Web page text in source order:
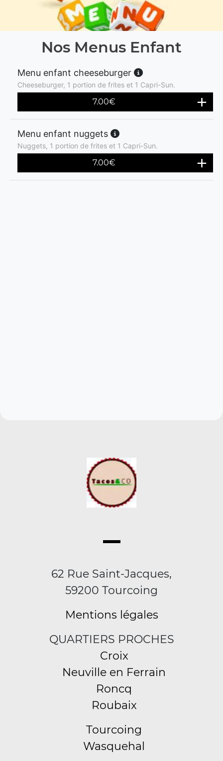
Nos Menus Enfant
Menu enfant cheeseburger
Cheeseburger, 1 portion de frites et 1 Capri-Sun.
7.00€
Menu enfant nuggets
Nuggets, 1 portion de frites et 1 Capri-Sun.
7.00€
62 Rue Saint-Jacques,
59200 Tourcoing
Mentions légales
QUARTIERS PROCHES
Croix
Neuville en Ferrain
Roncq
Roubaix
Tourcoing
Wasquehal